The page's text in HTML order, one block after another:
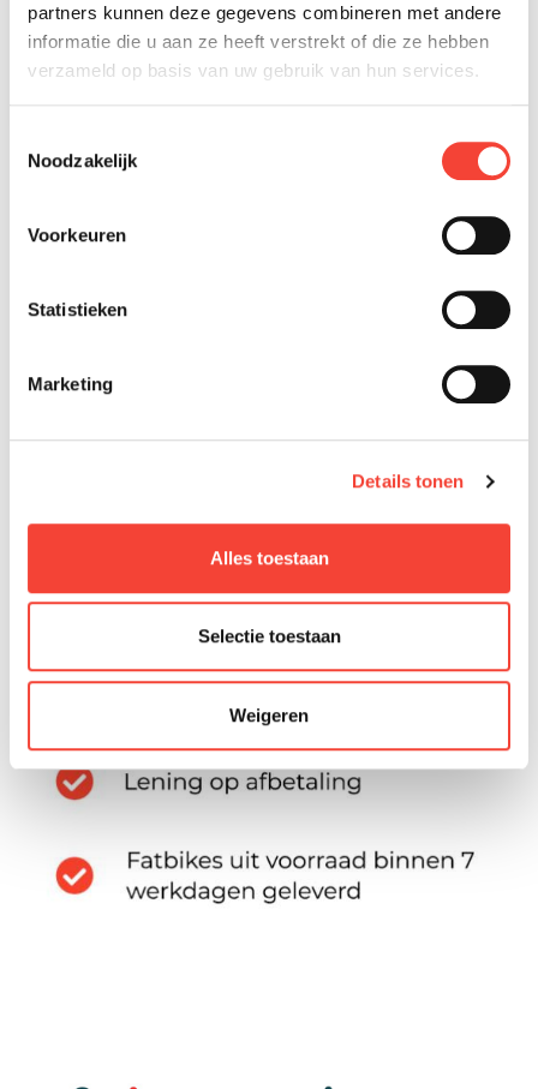
partners kunnen deze gegevens combineren met andere
informatie die u aan ze heeft verstrekt of die ze hebben
verzameld op basis van uw gebruik van hun services.
Noodzakelijk
Voorkeuren
Statistieken
Marketing
Details tonen
Alles toestaan
Selectie toestaan
Weigeren
VANAF €188,23 PER MAAND *
A-klasse beschikbaar
Rijklaar thuisbezorgd incl. accessoires